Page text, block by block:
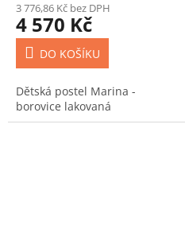
3 776,86 Kč bez DPH
4 570 Kč
DO KOŠÍKU
Dětská postel Marina -
borovice lakovaná